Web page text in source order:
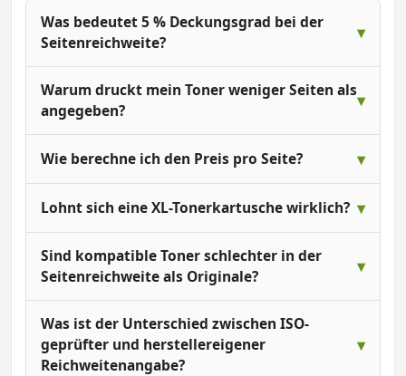
Was bedeutet 5 % Deckungsgrad bei der
Seitenreichweite?
Warum druckt mein Toner weniger Seiten als
angegeben?
Wie berechne ich den Preis pro Seite?
Lohnt sich eine XL-Tonerkartusche wirklich?
Sind kompatible Toner schlechter in der
Seitenreichweite als Originale?
Was ist der Unterschied zwischen ISO-
geprüfter und herstellereigener
Reichweitenangabe?